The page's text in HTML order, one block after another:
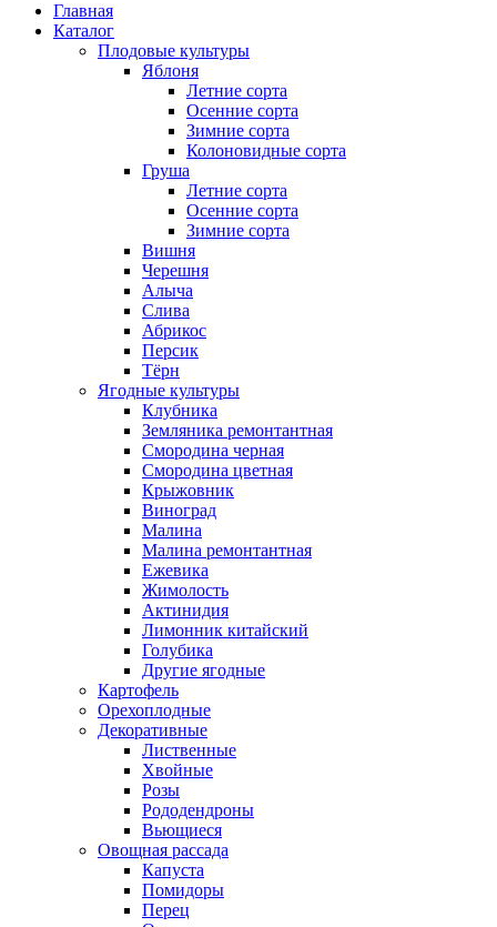
Главная
Каталог
Плодовые культуры
Яблоня
Летние сорта
Осенние сорта
Зимние сорта
Колоновидные сорта
Груша
Летние сорта
Осенние сорта
Зимние сорта
Вишня
Черешня
Алыча
Слива
Абрикос
Персик
Тёрн
Ягодные культуры
Клубника
Земляника ремонтантная
Смородина черная
Смородина цветная
Крыжовник
Виноград
Малина
Малина ремонтантная
Ежевика
Жимолость
Актинидия
Лимонник китайский
Голубика
Другие ягодные
Картофель
Орехоплодные
Декоративные
Лиственные
Хвойные
Розы
Рододендроны
Вьющиеся
Овощная рассада
Капуста
Помидоры
Перец